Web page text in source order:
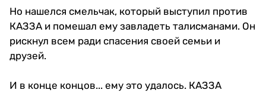
Но нашелся смельчак, который выступил против
КАЗЗА и помешал ему завладеть талисманами. Он
рискнул всем ради спасения своей семьи и
друзей.
И в конце концов... ему это удалось. КАЗЗА